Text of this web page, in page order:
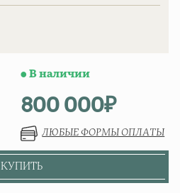
800 000₽
В наличии
ЛЮБЫЕ ФОРМЫ ОПЛАТЫ
КУПИТЬ